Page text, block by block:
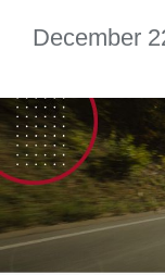
December